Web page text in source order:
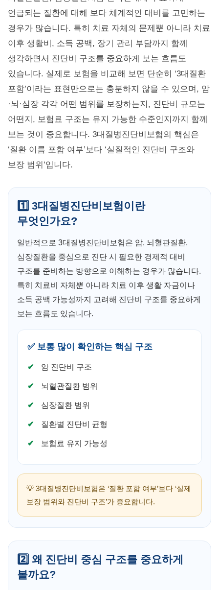
언급되는 질환에 대해 보다 체계적인 대비를 고민하는
경우가 많습니다. 특히 치료 자체의 문제뿐 아니라 치료
이후 생활비, 소득 공백, 장기 관리 부담까지 함께
생각하면서 진단비 구조를 중요하게 보는 흐름도
있습니다. 실제로 보험을 비교해 보면 단순히 ‘3대질환
포함’이라는 표현만으로는 충분하지 않을 수 있으며, 암
·뇌·심장 각각 어떤 범위를 보장하는지, 진단비 규모는
어떤지, 보험료 구조는 유지 가능한 수준인지까지 함께
보는 것이 중요합니다. 3대질병진단비보험의 핵심은
‘질환 이름 포함 여부’보다 ‘실질적인 진단비 구조와
보장 범위’입니다.
1️⃣ 3대질병진단비보험이란
무엇인가요?
일반적으로 3대질병진단비보험은 암, 뇌혈관질환,
심장질환을 중심으로 진단 시 필요한 경제적 대비
구조를 준비하는 방향으로 이해하는 경우가 많습니다.
특히 치료비 자체뿐 아니라 치료 이후 생활 자금이나
소득 공백 가능성까지 고려해 진단비 구조를 중요하게
보는 흐름도 있습니다.
✅ 보통 많이 확인하는 핵심 구조
암 진단비 구조
뇌혈관질환 범위
심장질환 범위
질환별 진단비 균형
보험료 유지 가능성
💡 3대질병진단비보험은 ‘질환 포함 여부’보다 ‘실제
보장 범위와 진단비 구조’가 중요합니다.
2️⃣ 왜 진단비 중심 구조를 중요하게
볼까요?